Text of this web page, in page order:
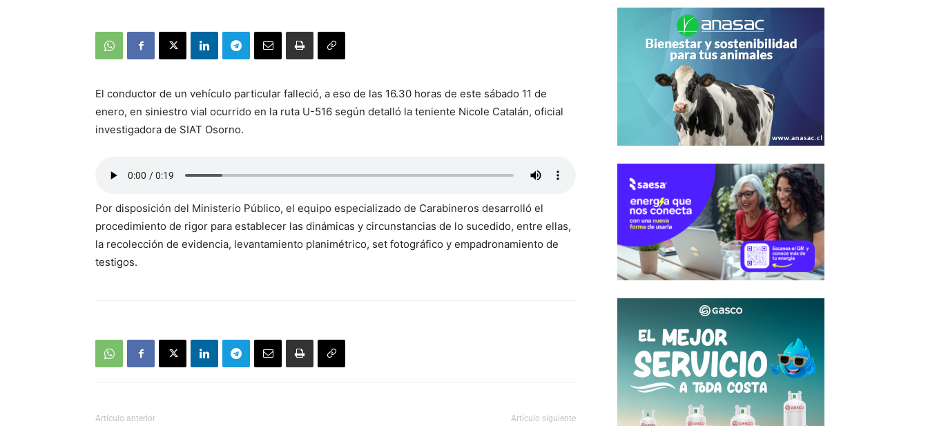
El conductor de un vehículo particular falleció, a eso de las 16.30 horas de este sábado 11 de
enero, en siniestro vial ocurrido en la ruta U-516 según detalló la teniente Nicole Catalán, oficial
investigadora de SIAT Osorno.
Por disposición del Ministerio Público, el equipo especializado de Carabineros desarrolló el
procedimiento de rigor para establecer las dinámicas y circunstancias de lo sucedido, entre ellas,
la recolección de evidencia, levantamiento planimétrico, set fotográfico y empadronamiento de
testigos.
Artículo anterior Artículo siguiente